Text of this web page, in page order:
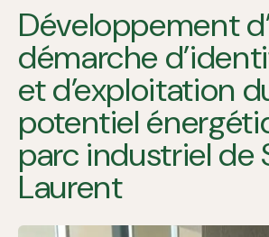
Développement
démarche
et d’exploitation
potentiel
parc industriel de
Laurent